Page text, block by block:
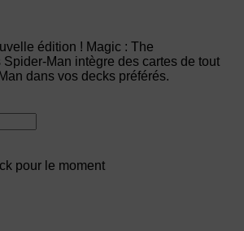
édition ! Magic : The
Man intègre des cartes de tout
dans vos decks préférés.
pour le moment